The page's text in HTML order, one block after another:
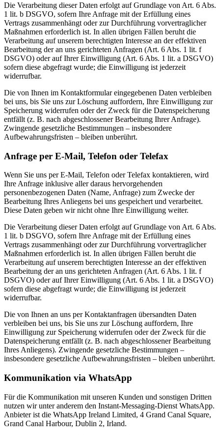
Die Verarbeitung dieser Daten erfolgt auf Grundlage von Art. 6 Abs.
1 lit. b DSGVO, sofern Ihre Anfrage mit der Erfüllung eines
Vertrags zusammenhängt oder zur Durchführung vorvertraglicher
Maßnahmen erforderlich ist. In allen übrigen Fällen beruht die
Verarbeitung auf unserem berechtigten Interesse an der effektiven
Bearbeitung der an uns gerichteten Anfragen (Art. 6 Abs. 1 lit. f
DSGVO) oder auf Ihrer Einwilligung (Art. 6 Abs. 1 lit. a DSGVO)
sofern diese abgefragt wurde; die Einwilligung ist jederzeit
widerrufbar.
Die von Ihnen im Kontaktformular eingegebenen Daten verbleiben
bei uns, bis Sie uns zur Löschung auffordern, Ihre Einwilligung zur
Speicherung widerrufen oder der Zweck für die Datenspeicherung
entfällt (z. B. nach abgeschlossener Bearbeitung Ihrer Anfrage).
Zwingende gesetzliche Bestimmungen – insbesondere
Aufbewahrungsfristen – bleiben unberührt.
Anfrage per E-Mail, Telefon oder Telefax
Wenn Sie uns per E-Mail, Telefon oder Telefax kontaktieren, wird
Ihre Anfrage inklusive aller daraus hervorgehenden
personenbezogenen Daten (Name, Anfrage) zum Zwecke der
Bearbeitung Ihres Anliegens bei uns gespeichert und verarbeitet.
Diese Daten geben wir nicht ohne Ihre Einwilligung weiter.
Die Verarbeitung dieser Daten erfolgt auf Grundlage von Art. 6 Abs.
1 lit. b DSGVO, sofern Ihre Anfrage mit der Erfüllung eines
Vertrags zusammenhängt oder zur Durchführung vorvertraglicher
Maßnahmen erforderlich ist. In allen übrigen Fällen beruht die
Verarbeitung auf unserem berechtigten Interesse an der effektiven
Bearbeitung der an uns gerichteten Anfragen (Art. 6 Abs. 1 lit. f
DSGVO) oder auf Ihrer Einwilligung (Art. 6 Abs. 1 lit. a DSGVO)
sofern diese abgefragt wurde; die Einwilligung ist jederzeit
widerrufbar.
Die von Ihnen an uns per Kontaktanfragen übersandten Daten
verbleiben bei uns, bis Sie uns zur Löschung auffordern, Ihre
Einwilligung zur Speicherung widerrufen oder der Zweck für die
Datenspeicherung entfällt (z. B. nach abgeschlossener Bearbeitung
Ihres Anliegens). Zwingende gesetzliche Bestimmungen –
insbesondere gesetzliche Aufbewahrungsfristen – bleiben unberührt.
Kommunikation via WhatsApp
Für die Kommunikation mit unseren Kunden und sonstigen Dritten
nutzen wir unter anderem den Instant-Messaging-Dienst WhatsApp.
Anbieter ist die WhatsApp Ireland Limited, 4 Grand Canal Square,
Grand Canal Harbour, Dublin 2, Irland.